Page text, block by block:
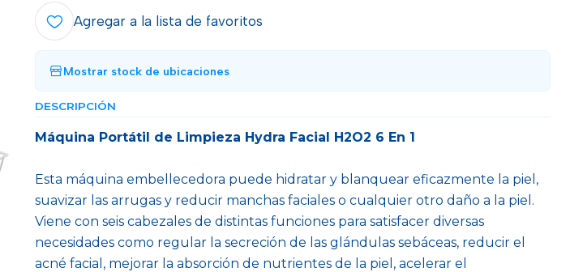
Agregar a la lista de favoritos
Mostrar stock de ubicaciones
DESCRIPCIÓN
Máquina Portátil de Limpieza Hydra Facial H2O2 6 En 1
Esta máquina embellecedora puede hidratar y blanquear eficazmente la piel,
suavizar las arrugas y reducir manchas faciales o cualquier otro daño a la piel.
Viene con seis cabezales de distintas funciones para satisfacer diversas
necesidades como regular la secreción de las glándulas sebáceas, reducir el
acné facial, mejorar la absorción de nutrientes de la piel, acelerar el